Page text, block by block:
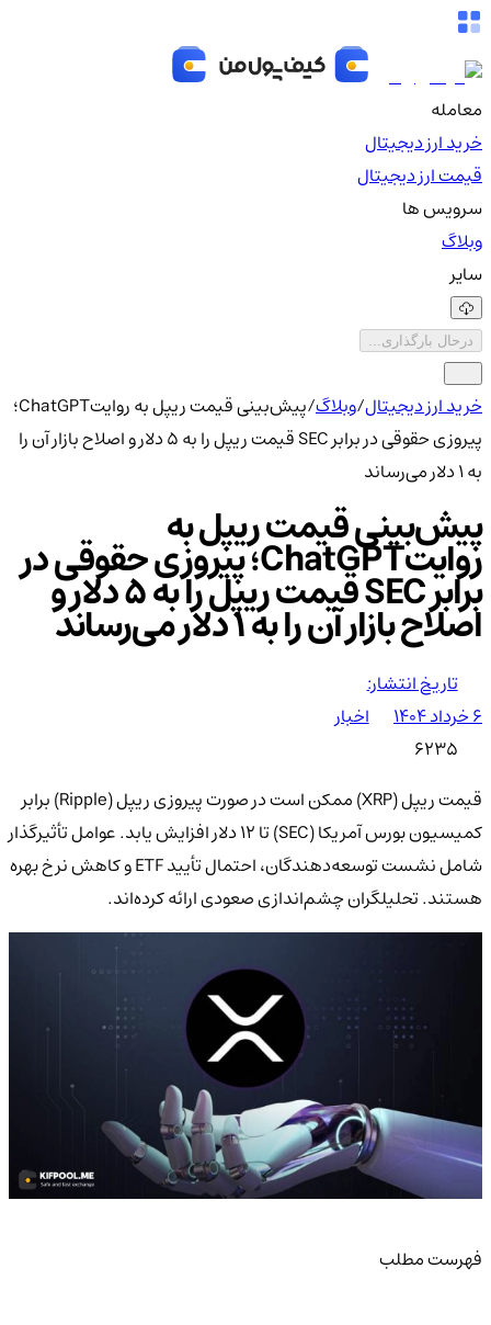
معامله
خرید ارز دیجیتال
قیمت ارز دیجیتال
سرویس ها
وبلاگ
سایر
درحال بارگذاری...
خرید ارز دیجیتال/وبلاگ/
پیش‌بینی قیمت ریپل به روایتChatGPT؛
پیروزی حقوقی در برابر SEC قیمت ریپل را به ۵ دلار و اصلاح بازار آن را
به ۱ دلار می‌رساند
پیش‌بینی قیمت ریپل به
روایتChatGPT؛ پیروزی حقوقی در
برابر SEC قیمت ریپل را به ۵ دلار و
اصلاح بازار آن را به ۱ دلار می‌رساند
تاریخ انتشار:
۶ خرداد ۱۴۰۴
اخبار
6235
قیمت ریپل (XRP) ممکن است در صورت پیروزی ریپل (Ripple) برابر
کمیسیون بورس آمریکا (SEC) تا ۱۲ دلار افزایش یابد. عوامل تأثیرگذار
شامل نشست توسعه‌دهندگان، احتمال تأیید ETF و کاهش نرخ بهره
هستند. تحلیلگران چشم‌اندازی صعودی ارائه کرده‌اند.
فهرست مطلب